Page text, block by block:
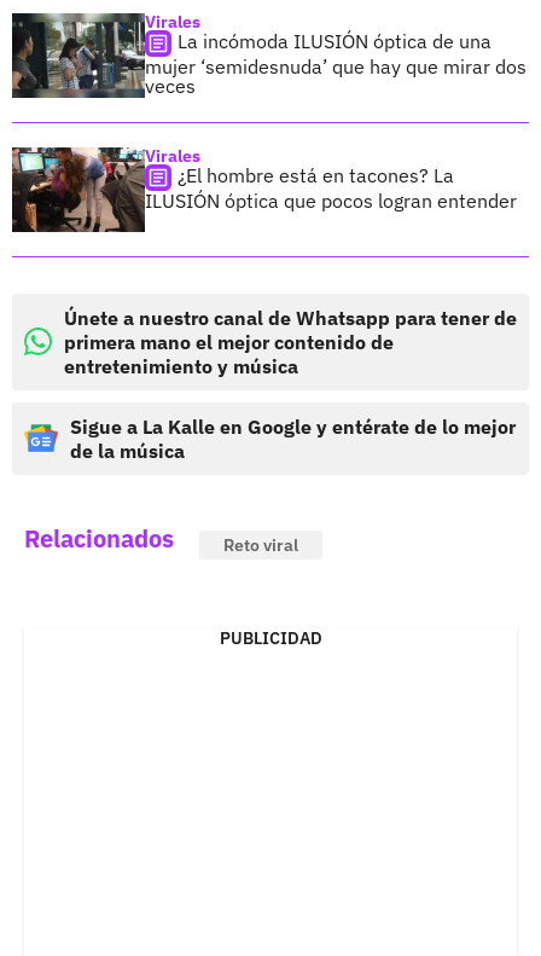
Virales
La incómoda ILUSIÓN óptica de una
mujer ‘semidesnuda’ que hay que mirar dos
veces
Virales
¿El hombre está en tacones? La
ILUSIÓN óptica que pocos logran entender
Únete a nuestro canal de Whatsapp para tener de
primera mano el mejor contenido de
entretenimiento y música
Sigue a La Kalle en Google y entérate de lo mejor
de la música
Relacionados Reto viral
PUBLICIDAD